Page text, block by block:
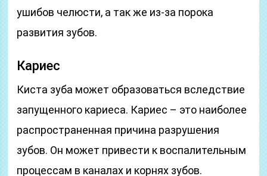
ушибов челюсти, а так же из-за порока
развития зубов.
Кариес
Киста зуба может образоваться вследствие
запущенного кариеса. Кариес – это наиболее
распространенная причина разрушения
зубов. Он может привести к воспалительным
процессам в каналах и корнях зубов.